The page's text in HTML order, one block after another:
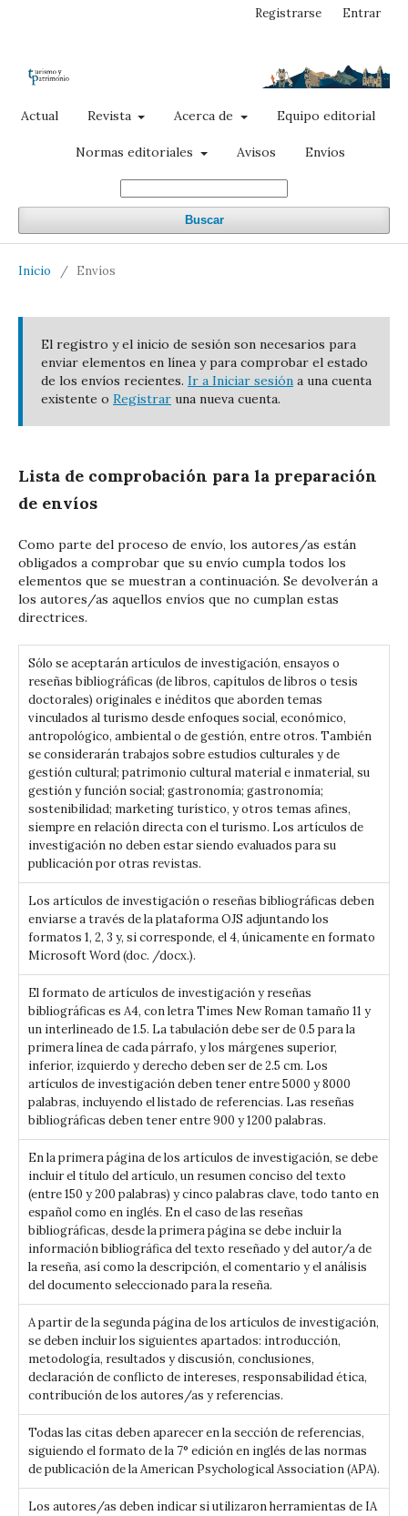
Actual Revista Acerca de Equipo editorial
Normas editoriales Avisos Envíos
Buscar
Registrarse Entrar
Inicio / Envíos
El registro y el inicio de sesión son necesarios para
enviar elementos en línea y para comprobar el estado
de los envíos recientes. Ir a Iniciar sesión a una cuenta
existente o Registrar una nueva cuenta.
Lista de comprobación para la preparación
de envíos
Como parte del proceso de envío, los autores/as están
obligados a comprobar que su envío cumpla todos los
elementos que se muestran a continuación. Se devolverán a
los autores/as aquellos envíos que no cumplan estas
directrices.
Sólo se aceptarán artículos de investigación, ensayos o
reseñas bibliográficas (de libros, capítulos de libros o tesis
doctorales) originales e inéditos que aborden temas
vinculados al turismo desde enfoques social, económico,
antropológico, ambiental o de gestión, entre otros. También
se considerarán trabajos sobre estudios culturales y de
gestión cultural; patrimonio cultural material e inmaterial, su
gestión y función social; gastronomía; gastronomía;
sostenibilidad; marketing turístico, y otros temas afines,
siempre en relación directa con el turismo. Los artículos de
investigación no deben estar siendo evaluados para su
publicación por otras revistas.
Los artículos de investigación o reseñas bibliográficas deben
enviarse a través de la plataforma OJS adjuntando los
formatos 1, 2, 3 y, si corresponde, el 4, únicamente en formato
Microsoft Word (doc. /docx.).
El formato de artículos de investigación y reseñas
bibliográficas es A4, con letra Times New Roman tamaño 11 y
un interlineado de 1.5. La tabulación debe ser de 0.5 para la
primera línea de cada párrafo, y los márgenes superior,
inferior, izquierdo y derecho deben ser de 2.5 cm. Los
artículos de investigación deben tener entre 5000 y 8000
palabras, incluyendo el listado de referencias. Las reseñas
bibliográficas deben tener entre 900 y 1200 palabras.
En la primera página de los artículos de investigación, se debe
incluir el título del artículo, un resumen conciso del texto
(entre 150 y 200 palabras) y cinco palabras clave, todo tanto en
español como en inglés. En el caso de las reseñas
bibliográficas, desde la primera página se debe incluir la
información bibliográfica del texto reseñado y del autor/a de
la reseña, así como la descripción, el comentario y el análisis
del documento seleccionado para la reseña.
A partir de la segunda página de los artículos de investigación,
se deben incluir los siguientes apartados: introducción,
metodología, resultados y discusión, conclusiones,
declaración de conflicto de intereses, responsabilidad ética,
contribución de los autores/as y referencias.
Todas las citas deben aparecer en la sección de referencias,
siguiendo el formato de la 7° edición en inglés de las normas
de publicación de la American Psychological Association (APA).
Los autores/as deben indicar si utilizaron herramientas de IA